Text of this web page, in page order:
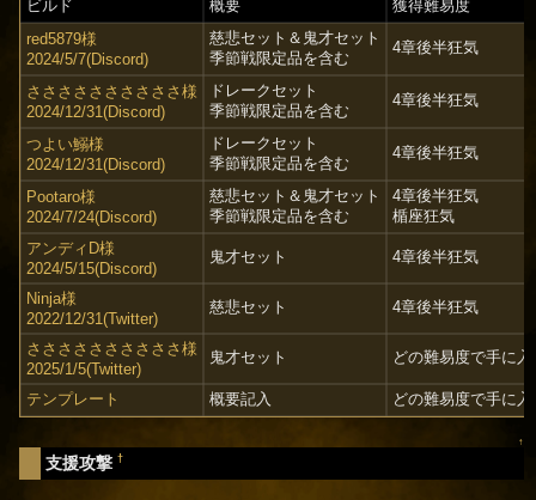
ビルド 概要
獲得難易度
red5879様
2024/5/7(Discord)
慈悲セット＆鬼才セット
季節戦限定品を含む
4章後半狂気
ささささささささささ様
2024/12/31(Discord)
ドレークセット
季節戦限定品を含む
4章後半狂気
つよい鰯様
2024/12/31(Discord)
ドレークセット
季節戦限定品を含む
4章後半狂気
Pootaro様
2024/7/24(Discord)
慈悲セット＆鬼才セット
季節戦限定品を含む
4章後半狂気
楯座狂気
アンディD様
2024/5/15(Discord)
鬼才セット 4章後半狂気
Ninja様
2022/12/31(Twitter)
慈悲セット 4章後半狂気
ささささささささささ様
2025/1/5(Twitter)
鬼才セット どの難易度で手に
テンプレート 概要記入 どの難易度で手に
↑
支援攻撃†